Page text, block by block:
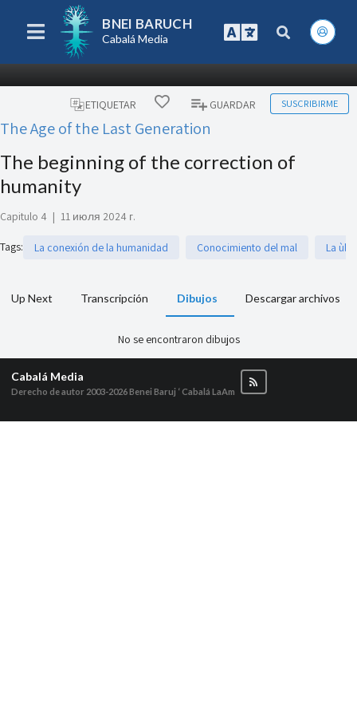
BNEI BARUCH
Cabalá Media
ETIQUETAR GUARDAR SUSCRIBIRME
The Age of the Last Generation
The beginning of the correction of
humanity
Capitulo 4 | 11 июля 2024 г.
Tags: La conexión de la humanidad Conocimiento del mal La
Up Next Transcripción Dibujos Descargar archivos
No se encontraron dibujos
Cabalá Media
Derecho de autor 2003-2026Benei Baruj ‘ Cabalá LaAm